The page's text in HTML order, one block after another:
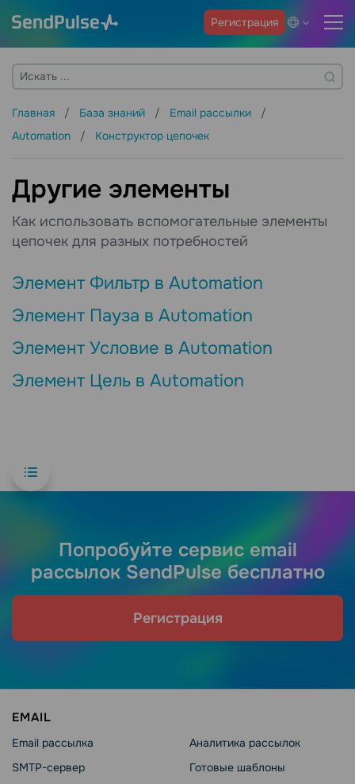
Регистрация
Главная База знаний
Email рассылки
Automation
Конструктор цепочек
Другие элементы
Как использовать вспомогательные элементы
цепочек для разных потребностей
Элемент Фильтр в Automation
Элемент Пауза в Automation
Элемент Условие в Automation
Элемент Цель в Automation
Попробуйте сервис email
рассылок SendPulse бесплатно
Регистрация
EMAIL
Email рассылка
SMTP-сервер
Аналитика рассылок
Готовые шаблоны